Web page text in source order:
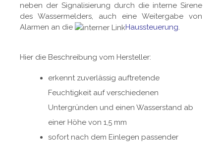
neben der Signalisierung durch die interne Sirene
des Wassermelders, auch eine Weitergabe von
Alarmen an die
Haussteuerung.
Hier die Beschreibung vom Hersteller:
erkennt zuverlässig auftretende
Feuchtigkeit auf verschiedenen
Untergründen und einen Wasserstand ab
einer Höhe von 1,5 mm
sofort nach dem Einlegen passender